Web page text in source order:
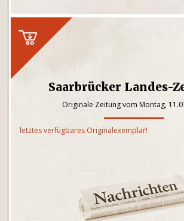
Saarbrücker Landes-
Originale Zeitung vom Montag,
letztes verfügbares Originalexemplar!